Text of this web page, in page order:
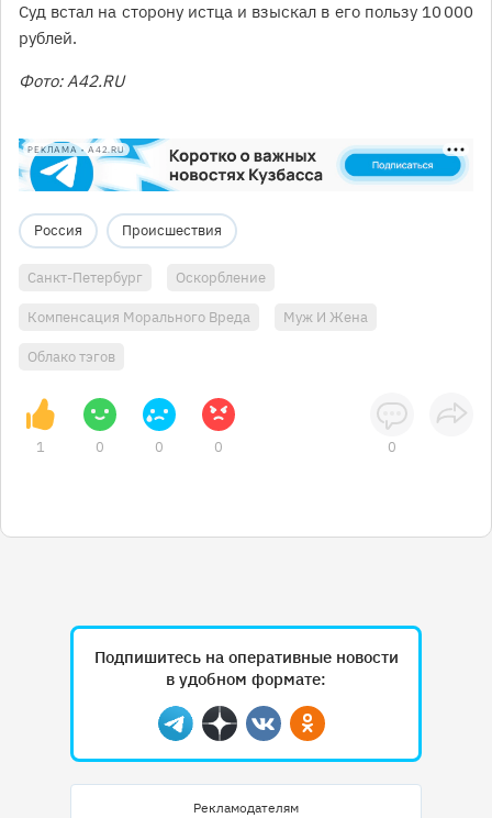
Суд встал на сторону истца и взыскал в его пользу 10 000
рублей.
Фото: A42.RU
РЕКЛАМА • A42.RU
Россия Происшествия
Санкт-Петербург Оскорбление
Компенсация Морального Вреда Муж И Жена
Облако тэгов
1 0 0 0 0
Подпишитесь на оперативные новости
в удобном формате:
Telegram
ДзенВконтактеОдноклассники
Рекламодателям